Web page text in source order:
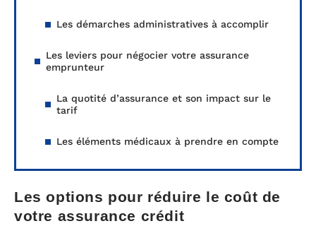
Les démarches administratives à accomplir
Les leviers pour négocier votre assurance
emprunteur
La quotité d’assurance et son impact sur le
tarif
Les éléments médicaux à prendre en compte
Les options pour réduire le coût de
votre assurance crédit